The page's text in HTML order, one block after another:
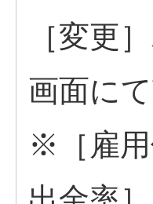
［変更
画面に
※［雇用